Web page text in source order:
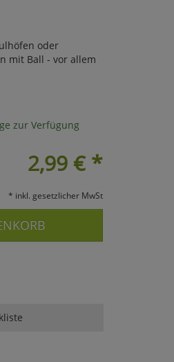
oder
mit Ball - vor allem
zur Verfügung
2,99 €*
* inkl. gesetzlicher MwSt